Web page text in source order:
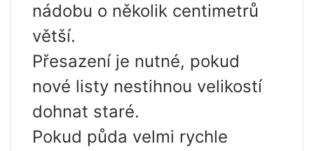
nádobu o několik centimetrů
větší.
Přesazení je nutné, pokud
nové listy nestihnou velikostí
dohnat staré.
Pokud půda velmi rychle